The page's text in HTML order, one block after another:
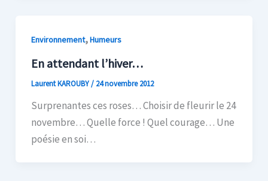
Environnement,Humeurs
En attendant l’hiver…
Laurent KAROUBY/ 24 novembre 2012
Surprenantes ces roses… Choisir de fleurir le 24
novembre… Quelle force ! Quel courage… Une
poésie en soi…